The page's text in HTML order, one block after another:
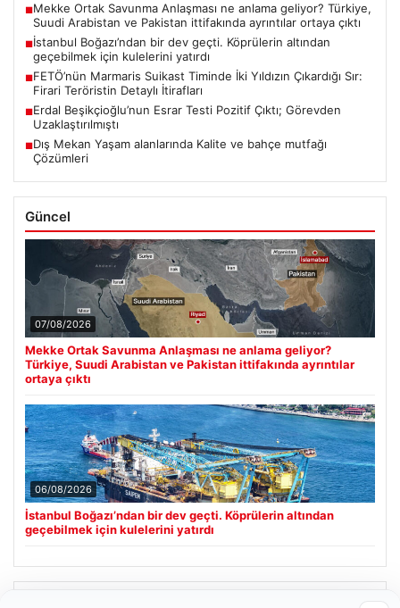
■Mekke Ortak Savunma Anlaşması ne anlama geliyor? Türkiye,
Suudi Arabistan ve Pakistan ittifakında ayrıntılar ortaya çıktı
■İstanbul Boğazı’ndan bir dev geçti. Köprülerin altından
geçebilmek için kulelerini yatırdı
■FETÖ’nün Marmaris Suikast Timinde İki Yıldızın Çıkardığı Sır:
Firari Teröristin Detaylı İtirafları
■Erdal Beşikçioğlu’nun Esrar Testi Pozitif Çıktı; Görevden
Uzaklaştırılmıştı
■Dış Mekan Yaşam alanlarında Kalite ve bahçe mutfağı
Çözümleri
Güncel
07/08/2026
Mekke Ortak Savunma Anlaşması ne anlama geliyor?
Türkiye, Suudi Arabistan ve Pakistan ittifakında ayrıntılar
ortaya çıktı
06/08/2026
İstanbul Boğazı’ndan bir dev geçti. Köprülerin altından
geçebilmek için kulelerini yatırdı